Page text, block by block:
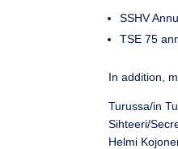
SSHV
TSE 75
In addition,
Turussa/in
Sihteeri/
Helmi